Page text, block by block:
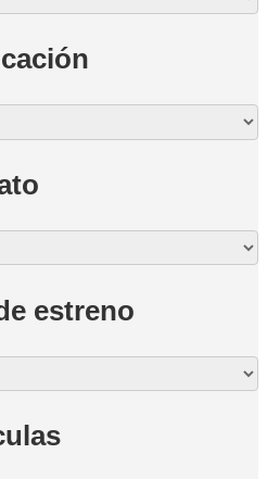
estreno